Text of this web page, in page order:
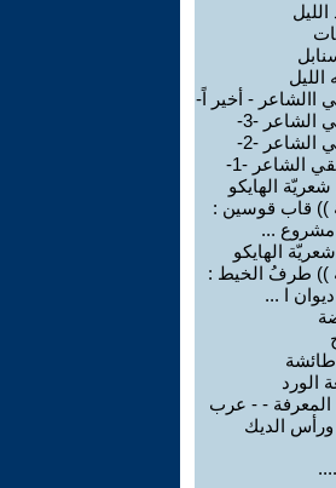
الليل
االشاعر - أخير اً-
الشاعر -3-
الشاعر -2-
الشاعر -1-
الهايكو
)) قاب قوسين :
...
الهايكو
)) طرفُ الخيط :
ا ...
الورد
- - عرب
ورأس الديك